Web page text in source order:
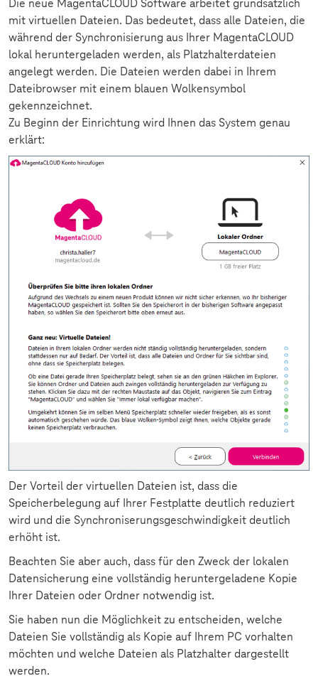
Die neue MagentaCLOUD Software arbeitet grundsätzlich
mit virtuellen Dateien. Das bedeutet, dass alle Dateien, die
während der Synchronisierung aus Ihrer MagentaCLOUD
lokal heruntergeladen werden, als Platzhalterdateien
angelegt werden. Die Dateien werden dabei in Ihrem
Dateibrowser mit einem blauen Wolkensymbol
gekennzeichnet.
Zu Beginn der Einrichtung wird Ihnen das System genau
erklärt:
Der Vorteil der virtuellen Dateien ist, dass die
Speicherbelegung auf Ihrer Festplatte deutlich reduziert
wird und die Synchroniserungsgeschwindigkeit deutlich
erhöht ist.
Beachten Sie aber auch, dass für den Zweck der lokalen
Datensicherung eine vollständig heruntergeladene Kopie
Ihrer Dateien oder Ordner notwendig ist.
Sie haben nun die Möglichkeit zu entscheiden, welche
Dateien Sie vollständig als Kopie auf Ihrem PC vorhalten
möchten und welche Dateien als Platzhalter dargestellt
werden.